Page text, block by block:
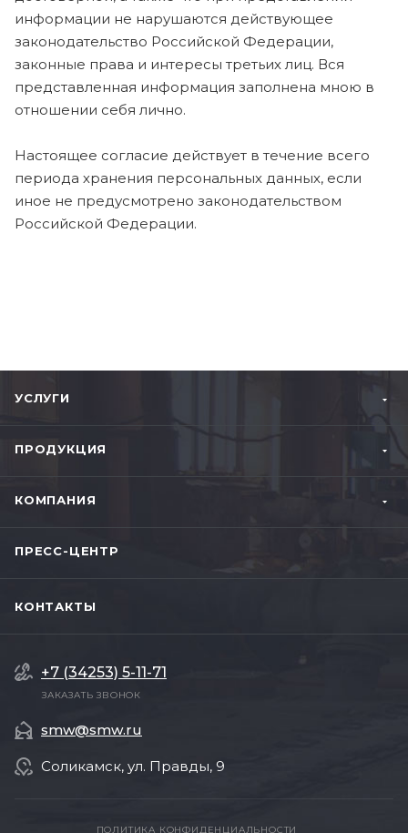
информации не нарушаются действующее
законодательство Российской Федерации,
законные права и интересы третьих лиц. Вся
представленная информация заполнена мною в
отношении себя лично.
Настоящее согласие действует в течение всего
периода хранения персональных данных, если
иное не предусмотрено законодательством
Российской Федерации.
УСЛУГИ
ПРОДУКЦИЯ
КОМПАНИЯ
ПРЕСС-ЦЕНТР
КОНТАКТЫ
+7 (34253) 5-11-71
ЗАКАЗАТЬ ЗВОНОК
smw@smw.ru
Соликамск, ул. Правды, 9
ПОЛИТИКА КОНФИДЕНЦИАЛЬНОСТИ